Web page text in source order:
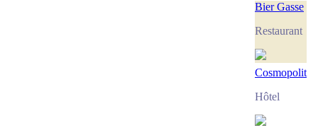
Bier Gasse
Restaurant
Cosmopolit
Hôtel